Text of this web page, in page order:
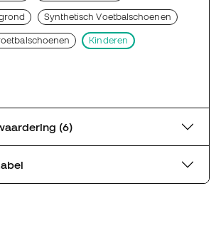
Synthetisch Voetbalschoenen
Kinderen
Persoonlijke waardering (6)